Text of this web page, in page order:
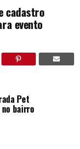
cadastro
evento
Pet
bairro